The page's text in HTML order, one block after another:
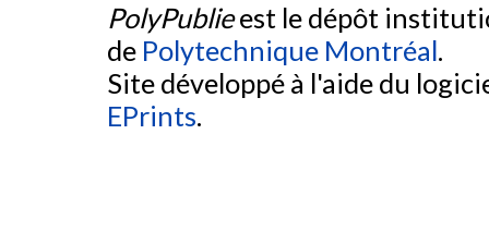
PolyPublieest le dépôt
de Polytechnique Montréal.
Site développé à l'aide du
EPrints.